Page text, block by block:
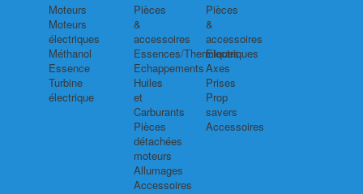
Moteurs
Moteurs
électriques
Méthanol
Essence
Turbine
électrique
Pièces
&
accessoires
Essences/Thermiques
Echappements
Huiles
et
Carburants
Pièces
détachées
moteurs
Allumages
Accessoires
Pièces
&
accessoires
Electriques
Axes
Prises
Prop
savers
Accessoires